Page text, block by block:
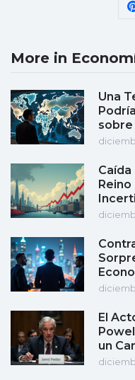
More in
Una
sobre
Caída
El
un